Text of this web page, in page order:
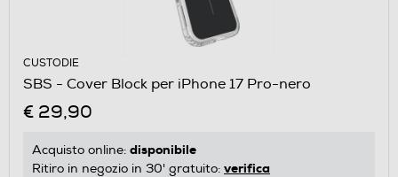
CUSTODIE
SBS - Cover Block per iPhone 17 Pro-nero
€ 29,90
Acquisto online: disponibile
Ritiro in negozio in 30' gratuito: verifica